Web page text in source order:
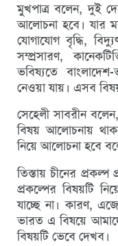
মুখপাত্র ব‌লেন, দুই
আলোচনা হবে। যার
যোগাযোগ বৃদ্ধি,
সম্প্রসারণ,
ভবিষ্যতে
নেওয়া যায়। এসব
সে‌হেলী সাবরীন
বিষয় আলোচনায়
নিয়ে আলোচনা হবে
তিস্তায় চী‌নের প্রকল্প
প্রকল্পের বিষয়টি
যাচ্ছে না। কারণ,
ভারত এ বিষয়ে
বিষয়টি ভেবে দেখব।